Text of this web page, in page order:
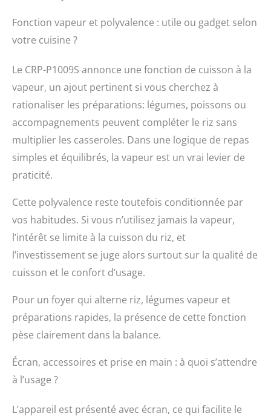
Fonction vapeur et polyvalence : utile ou gadget selon
votre cuisine ?
Le CRP-P1009S annonce une fonction de cuisson à la
vapeur, un ajout pertinent si vous cherchez à
rationaliser les préparations: légumes, poissons ou
accompagnements peuvent compléter le riz sans
multiplier les casseroles. Dans une logique de repas
simples et équilibrés, la vapeur est un vrai levier de
praticité.
Cette polyvalence reste toutefois conditionnée par
vos habitudes. Si vous n’utilisez jamais la vapeur,
l’intérêt se limite à la cuisson du riz, et
l’investissement se juge alors surtout sur la qualité de
cuisson et le confort d’usage.
Pour un foyer qui alterne riz, légumes vapeur et
préparations rapides, la présence de cette fonction
pèse clairement dans la balance.
Écran, accessoires et prise en main : à quoi s’attendre
à l’usage ?
L’appareil est présenté avec écran, ce qui facilite le